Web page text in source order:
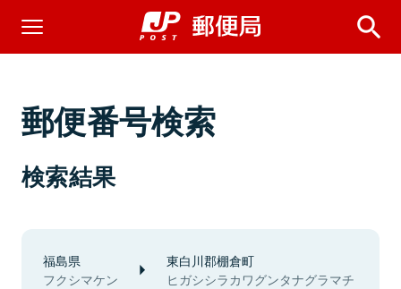
郵便番号検索
検索結果
福島県
フクシマケン
東白川郡棚倉町
ヒガシシラカワグンタナグラマチ